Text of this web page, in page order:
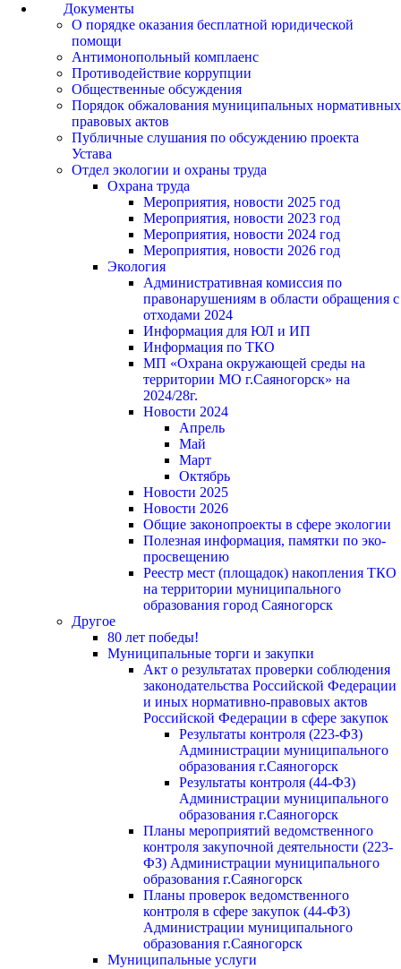
Документы
О порядке оказания бесплатной юридической
помощи
Антимонопольный комплаенс
Противодействие коррупции
Общественные обсуждения
Порядок обжалования муниципальных нормативных
правовых актов
Публичные слушания по обсуждению проекта
Устава
Отдел экологии и охраны труда
Охрана труда
Мероприятия, новости 2025 год
Мероприятия, новости 2023 год
Мероприятия, новости 2024 год
Мероприятия, новости 2026 год
Экология
Административная комиссия по
правонарушениям в области обращения с
отходами 2024
Информация для ЮЛ и ИП
Информация по ТКО
МП «Охрана окружающей среды на
территории МО г.Саяногорск» на
2024/28г.
Новости 2024
Апрель
Май
Март
Октябрь
Новости 2025
Новости 2026
Общие законопроекты в сфере экологии
Полезная информация, памятки по эко-
просвещению
Реестр мест (площадок) накопления ТКО
на территории муниципального
образования город Саяногорск
Другое
80 лет победы!
Муниципальные торги и закупки
Акт о результатах проверки соблюдения
законодательства Российской Федерации
и иных нормативно-правовых актов
Российской Федерации в сфере закупок
Результаты контроля (223-ФЗ)
Администрации муниципального
образования г.Саяногорск
Результаты контроля (44-ФЗ)
Администрации муниципального
образования г.Саяногорск
Планы мероприятий ведомственного
контроля закупочной деятельности (223-
ФЗ) Администрации муниципального
образования г.Саяногорск
Планы проверок ведомственного
контроля в сфере закупок (44-ФЗ)
Администрации муниципального
образования г.Саяногорск
Муниципальные услуги